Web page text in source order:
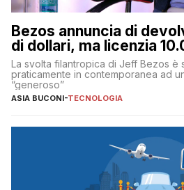
Bezos annuncia di
di dollari, ma licenzia
La svolta filantropica di Jeff Bezos è
praticamente in contemporanea ad
“generoso”
ASIA BUCONI-TECNOLOGIA